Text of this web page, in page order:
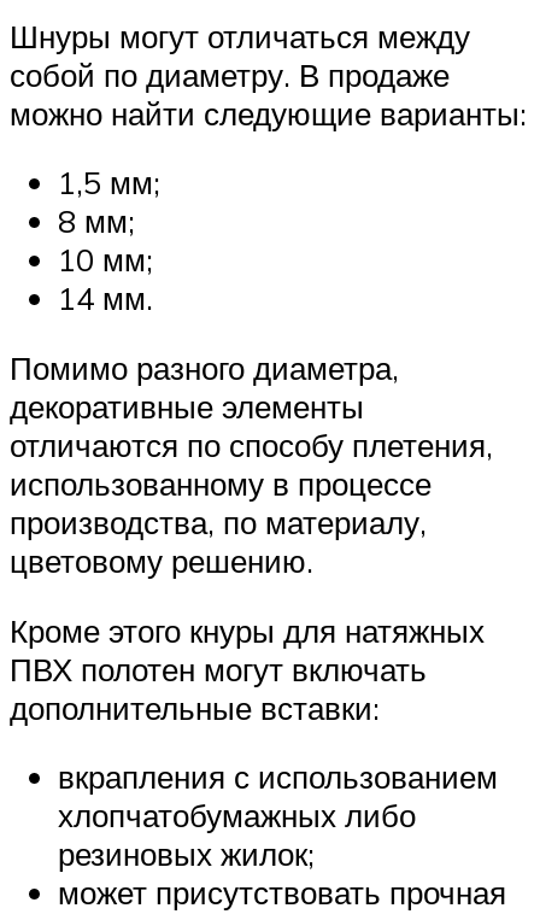
Шнуры могут отличаться между
собой по диаметру. В продаже
можно найти следующие варианты:
1,5 мм;
8 мм;
10 мм;
14 мм.
Помимо разного диаметра,
декоративные элементы
отличаются по способу плетения,
использованному в процессе
производства, по материалу,
цветовому решению.
Кроме этого кнуры для натяжных
ПВХ полотен могут включать
дополнительные вставки:
вкрапления с использованием
хлопчатобумажных либо
резиновых жилок;
может присутствовать прочная